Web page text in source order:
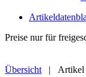
Preise nur für
Übersicht | Artikel